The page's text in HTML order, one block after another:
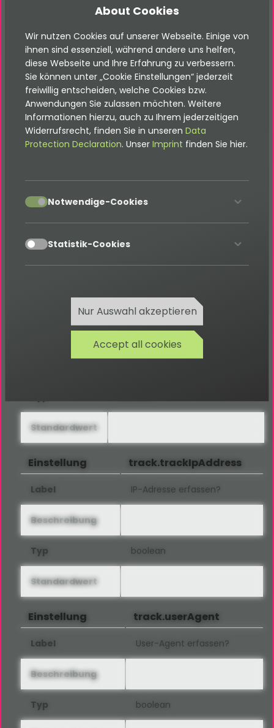
Allgemein
Einstellung track.trackUser
Label Wer soll erfasst werden?
Beschreibung
Typ
Auswahlbox mit Optionen: Nur
nicht-eingeloggte, Nur
Standardwert Alle
Frontend-Benutzer-ID erfassen?
Beschreibung
Diese Einstellung ist nur aktiv, wenn
Sie "trackUser" auf "all" oder
Standardwert
Einstellung track.trackIpAddress
Label IP-Adresse erfassen?
Beschreibung
Typ boolean
Standardwert
Einstellung track.userAgent
Label User-Agent erfassen?
Beschreibung
Typ boolean
About Cookies
Wir nutzen Cookies auf unserer Webseite. Einige von
ihnen sind essenziell, während andere uns helfen,
diese Webseite und Ihre Erfahrung zu verbessern.
Sie können unter „Cookie Einstellungen“ jederzeit
freiwillig entscheiden, welche Cookies bzw.
Anwendungen Sie zulassen möchten. Weitere
Informationen hierzu, auch zu Ihrem jederzeitigen
Widerrufsrecht, finden Sie in unseren Data
Protection Declaration. Unser Imprint finden Sie hier.
accept Notwendige-Cookies
accept Statistik-Cookies
Nur Auswahl akzeptieren
Accept all cookies